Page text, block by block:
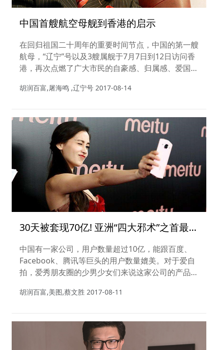
中国首艘航空母舰到香港的启示
在回归祖国二十周年的重要时间节点，中国的第一艘
航母，“辽宁”号以及3艘属舰于7月7日到12日访问香
港，再次点燃了广大市民的自豪感、归属感、爱国
是一个小事件，但背后透射出的中国实力、香港优
胡润百富,屠海鸣 ,辽宁号 2017-08-14
30天被套现70亿! 亚洲“四大邪术”之首最近
处境有点难......
中国有一家公司，用户数量超过10亿，能跟百度、
Facebook、腾讯等巨头的用户数量媲美。对于爱自
拍，爱秀朋友圈的少男少女们来说这家公司的产品简
一”。但是坐拥11亿用户，这家公司竟然从来都没有
的“提款机”......
胡润百富,美图,蔡文胜 2017-08-11